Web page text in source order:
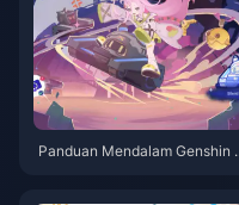
Panduan Mendalam Genshin I